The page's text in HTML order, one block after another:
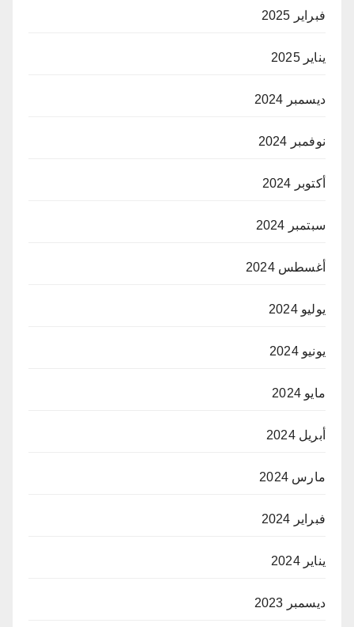
فبراير 2025
يناير 2025
ديسمبر 2024
نوفمبر 2024
أكتوبر 2024
سبتمبر 2024
أغسطس 2024
يوليو 2024
يونيو 2024
مايو 2024
أبريل 2024
مارس 2024
فبراير 2024
يناير 2024
ديسمبر 2023